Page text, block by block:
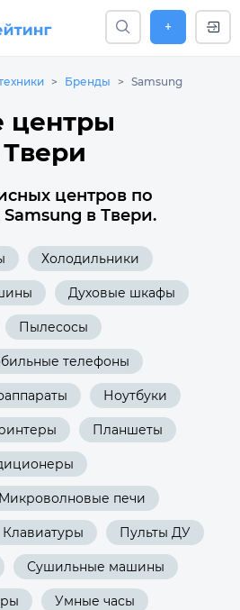
+
Бренды Samsung
центры
центров по
в Твери.
Холодильники
Духовые шкафы
Пылесосы
телефоны
Ноутбуки
Планшеты
Микроволновые печи
Клавиатуры Пульты ДУ
Сушильные машины
Умные часы